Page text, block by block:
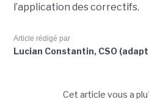
l’application des correctifs.
Article rédigé par
Lucian Constantin, CSO
Cet article vous a